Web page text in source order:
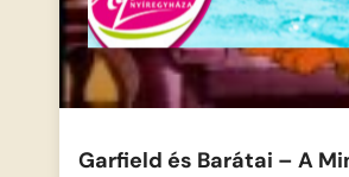
Garfield és Barátai – A